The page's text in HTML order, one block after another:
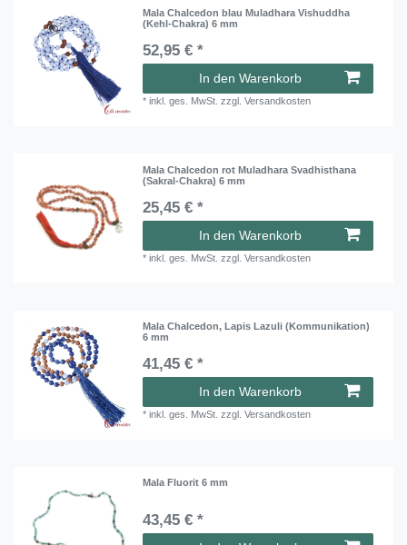
Mala Chalcedon blau Muladhara Vishuddha
(Kehl-Chakra) 6 mm
52,95 € *
In den Warenkorb
*inkl. ges. MwSt. zzgl.Versandkosten
Mala Chalcedon rot Muladhara Svadhisthana
(Sakral-Chakra) 6 mm
25,45 € *
In den Warenkorb
*inkl. ges. MwSt. zzgl.Versandkosten
Mala Chalcedon, Lapis Lazuli (Kommunikation)
6 mm
41,45 € *
In den Warenkorb
*inkl. ges. MwSt. zzgl.Versandkosten
Mala Fluorit 6 mm
43,45 € *